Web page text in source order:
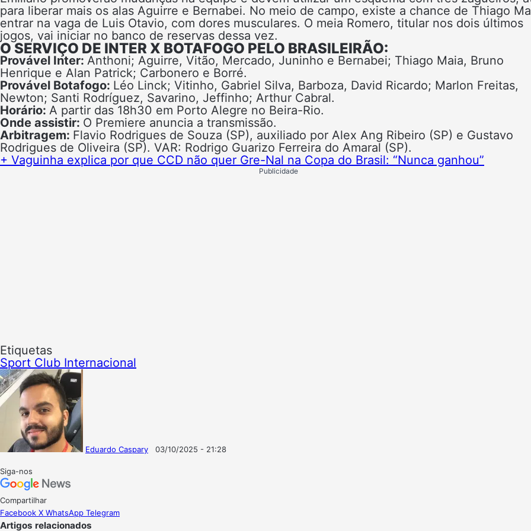
para liberar mais os alas Aguirre e Bernabei. No meio de campo, existe a chance de Thiago
entrar na vaga de Luis Otavio, com dores musculares. O meia Romero, titular nos dois últimos
jogos, vai iniciar no banco de reservas dessa vez.
O SERVIÇO DE INTER X BOTAFOGO PELO BRASILEIRÃO:
Provável Inter: Anthoni; Aguirre, Vitão, Mercado, Juninho e Bernabei; Thiago Maia, Bruno
Henrique e Alan Patrick; Carbonero e Borré.
Provável Botafogo: Léo Linck; Vitinho, Gabriel Silva, Barboza, David Ricardo; Marlon Freitas,
Newton; Santi Rodríguez, Savarino, Jeffinho; Arthur Cabral.
Horário: A partir das 18h30 em Porto Alegre no Beira-Rio.
Onde assistir: O Premiere anuncia a transmissão.
Arbitragem: Flavio Rodrigues de Souza (SP), auxiliado por Alex Ang Ribeiro (SP) e Gustavo
Rodrigues de Oliveira (SP). VAR: Rodrigo Guarizo Ferreira do Amaral (SP).
+ Vaguinha explica por que CCD não quer Gre-Nal na Copa do Brasil: “Nunca ganhou”
Publicidade
Etiquetas
Sport Club Internacional
Eduardo Caspary
03/10/2025 - 21:28
Siga-nos
Compartilhar
Facebook X WhatsApp Telegram
Artigos relacionados